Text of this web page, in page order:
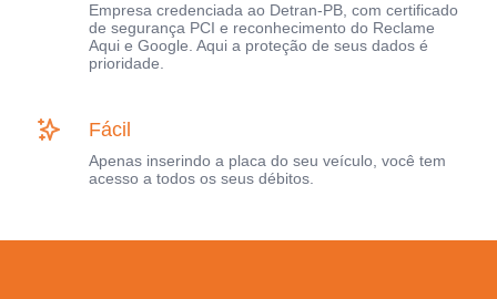
Empresa credenciada ao Detran-PB, com certificado
de segurança PCI e reconhecimento do Reclame
Aqui e Google. Aqui a proteção de seus dados é
prioridade.
Fácil
Apenas inserindo a placa do seu veículo, você tem
acesso a todos os seus débitos.